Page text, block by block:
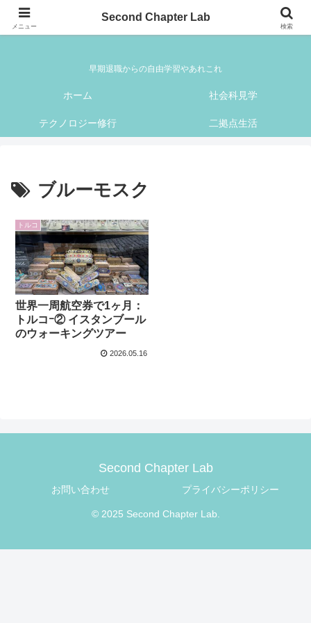
Second Chapter Lab
早期退職からの自由学習やあれこれ
ホーム 社会科見学
テクノロジー修行 二拠点生活
ブルーモスク
トルコ
世界一周航空券で1ヶ月：
トルコｰ② イスタンブール
のウォーキングツアー
2026.05.16
Second Chapter Lab
お問い合わせ プライバシーポリシー
© 2025 Second Chapter Lab.
メニュー
Second Chapter Lab
検索